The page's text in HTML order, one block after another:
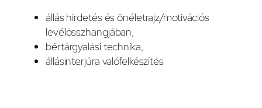
állás hirdetés és önéletrajz/motivációs
levélösszhangjában,
bértárgyalási technika,
állásinterjúra valófelkészítés